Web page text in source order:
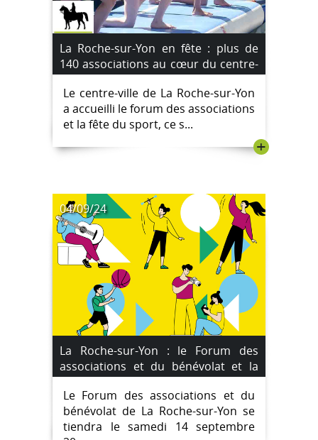
La Roche-sur-Yon en fête : plus de
140 associations au cœur du centre-
ville [Images]
Le centre-ville de La Roche-sur-Yon
a accueilli le forum des associations
et la fête du sport, ce s...
+
04/09/24
La Roche-sur-Yon : le Forum des
associations et du bénévolat et la
"Faites du sport" le samedi 14
septembre 2024
Le Forum des associations et du
bénévolat de La Roche-sur-Yon se
tiendra le samedi 14 septembre